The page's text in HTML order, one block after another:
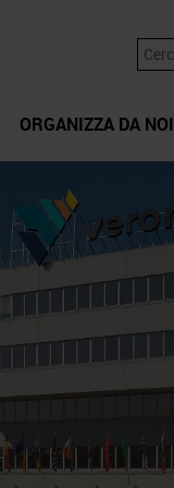
ORGANIZZA DA NOI